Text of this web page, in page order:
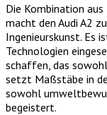
Die Kombination
macht den Audi A2
Ingenieurskunst. Es
Technologien
schaffen, das
setzt Maßstäbe in
sowohl
begeistert.